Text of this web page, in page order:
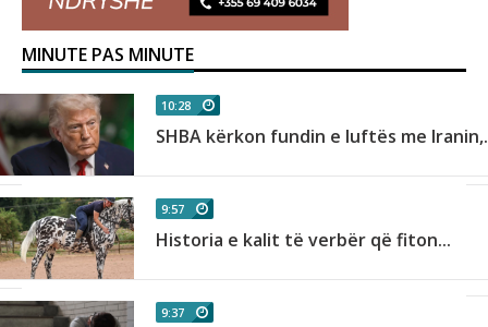
MINUTE PAS MINUTE
10:28
SHBA kërkon fundin e luftës me
9:57
Historia e kalit të verbër që fiton...
9:37